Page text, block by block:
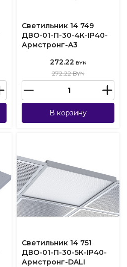
Светильник 14 749
ДВО-01-П-30-4К-IP40-
Армстронг-A3
272.22 BYN
272.22 BYN
В корзину
Светильник 14 751
ДВО-01-П-30-5К-IP40-
Армстронг-DALI